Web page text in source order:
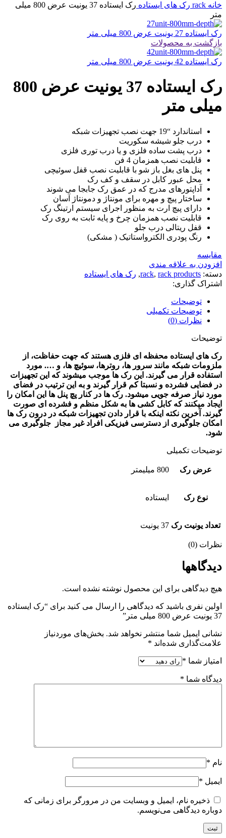
خانه rack رک های ایستاده
رک ایستاده 37 یونیت عرض 800 میلی
متر
رک ایستاده 27 یونیت عرض 800 میلی متر
بازگشت به محصولات
رک ایستاده 42 یونیت عرض 800 میلی متر
رک ایستاده 37 یونیت عرض 800
میلی متر
استاندارد “19 جهت نصب تجهیزات شبکه
درب جلو شیشه سکوریت
درب پشت ساده فلزی و یا درب توری فلزی
قابلیت نصب همزمان 4 فن
پنل های بغل باز شو با قابلیت نصب قفل سوئیچی
محل عبور کابل در سقف و کف رک
آداپتورهای مدرج که در عمق رک جابجا می شوند
ساختار پیچ و مهره برای مونتاژ و دمونتاژ آسان
دارای پیچ ارت به منظور اجرای سیستم ارتینگ رک
قابلیت نصب همزمان چرخ و پایه ثابت به روی رک
قفل ریتالی درب جلو
رنگ پودری الکترواستاتیک ( مشکی)
مقایسه
افزودن به علاقه مندی
دسته:
rack, rack products
, رک های ایستاده
اشتراک گذاری:
توضیحات
توضیحات تکمیلی
نظرات (0)
توضیحات
رک های ایستاده محفظه ای فلزی هستند که جهت حفاظت، از
ملزومات شبکه مانند سرور ها، روترها، سوئیچ ها، و …. مورد
استفاده قرار می گیرند. این رک ها موجب میشوند که این تجهیزات
در فضایی فشرده و نسبتا کم قرار گیرند و به این ترتیب در فضای
مورد نیاز صرفه جویی میشود. رک ها در کنار پچ پنل ها این امکان را
ایجاد میکنند که کابل کشی ها به شکل منظم و فشرده ای صورت
گیرند. آخرین نکته اینکه با قرار دادن تجهیزات شبکه در درون رک ها
امکان جلوگیری از دسترسی فیزیکی افراد غیر مجاز جلوگیری می
شود.
توضیحات تکمیلی
عرض رک 800 میلیمتر
نوع رک ایستاده
تعداد یونیت رک 37 یونیت
نظرات (0)
دیدگاهها
هیچ دیدگاهی برای این محصول نوشته نشده است.
اولین نفری باشید که دیدگاهی را ارسال می کنید برای “رک ایستاده
37 یونیت عرض 800 میلی متر”
نشانی ایمیل شما منتشر نخواهد شد. بخش‌های موردنیاز
علامت‌گذاری شده‌اند *
امتیاز شما *
دیدگاه شما *
نام *
ایمیل *
ذخیره نام، ایمیل و وبسایت من در مرورگر برای زمانی که
دوباره دیدگاهی می‌نویسم.